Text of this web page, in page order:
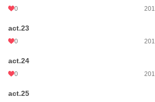
0
act.23
0
act.24
0
act.25